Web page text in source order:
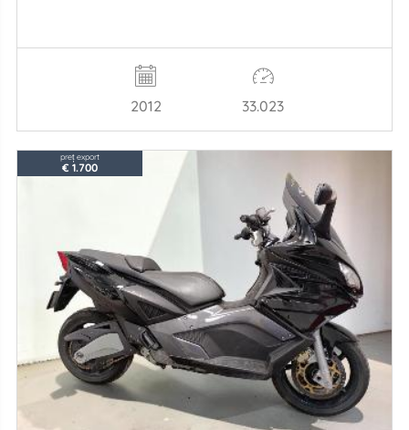
2012 33.023
preț export
€ 1.700